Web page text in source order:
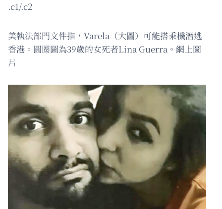
.c1/.c2
美執法部門文件指，Varela（大圖）可能搭乘機潛逃
香港。圓圈圖為39歲的女死者Lina Guerra。網上圖
片